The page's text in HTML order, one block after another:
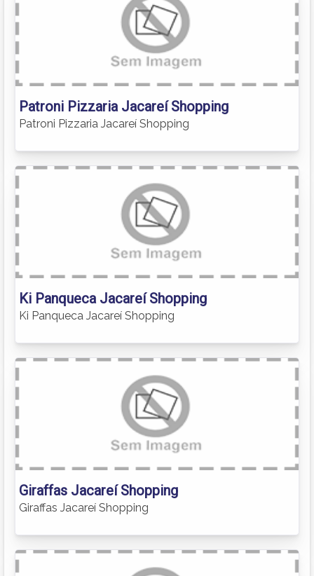
Patroni Pizzaria Jacareí Shopping
Patroni Pizzaria Jacareí Shopping
Ki Panqueca Jacareí Shopping
Ki Panqueca Jacareí Shopping
Giraffas Jacareí Shopping
Giraffas Jacareí Shopping